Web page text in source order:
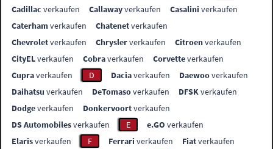
Cadillac verkaufen Callawayverkaufen Casalini verkaufen
Caterhamverkaufen Chatenetverkaufen
Chevroletverkaufen Chryslerverkaufen Citroenverkaufen
CityELverkaufen Cobraverkaufen Corvetteverkaufen
Cupraverkaufen D Daciaverkaufen Daewooverkaufen
Daihatsu verkaufen DeTomasoverkaufen DFSKverkaufen
Dodgeverkaufen Donkervoortverkaufen
DS Automobilesverkaufen E e.GO verkaufen
Elarisverkaufen F Ferrari verkaufen Fiatverkaufen